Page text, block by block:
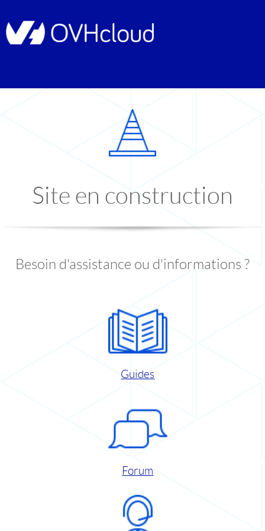
Site en construction
Besoin d'assistance ou d'informations ?
Guides
Forum